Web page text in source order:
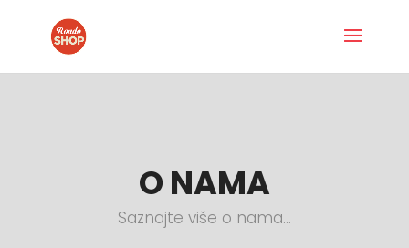
O NAMA
Saznajte više o nama…